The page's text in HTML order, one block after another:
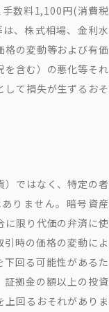
数料1,100円(消費税
、株式相場、金利水
の変動等および有価
を含む）の悪化等それ
して損失が生ずるおそ
ではなく、特定の者
りません。暗号資産
に限り代価の弁済に使
時の価格の変動によ
下回る可能性があるた
証拠金の額以上の投資
回るおそれがありま